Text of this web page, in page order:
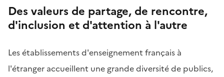
Des valeurs de partage, de rencontre,
d'inclusion et d'attention à l'autre
Les établissements d'enseignement français à
l'étranger accueillent une grande diversité de publics,